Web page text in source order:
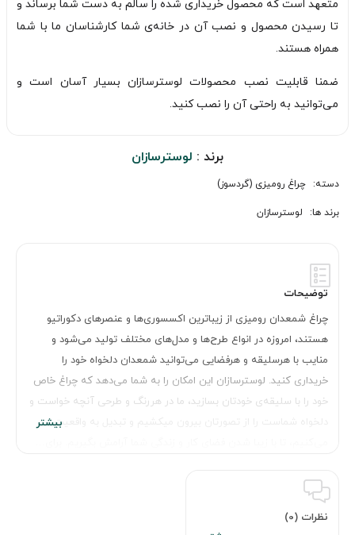
متعهد است که محصول خریداری شده را سالم به دست شما برساند و
تا رسیدن محصول و نصب آن در خانه‌ی شما کارشناسان ما با شما
همراه هستند.
ضمنا قابلیت نصب محصولات لوسترسازان بسیار آسان است و
می‌توانید به راحتی آن را نصب کنید.
برند : لوسترسازان
دسته: چراغ رومیزی (گردسوز)
برند ها: لوسترسازان
توضیحات
چراغ شمعدان رومیزی از زیباترین اکسسوری‌ها و عنصرهای دکوراتیو
هستند، امروزه در انواع طرح‌ها و مدل‌های مختلف تولید می‌شود و
منایب با هرسلیقه و هرفضایی می‌توانید شمعدان دلخواه خود را
خریداری کنید. لوسترسازان این امکان را به شما می‌دهد که چراغ خاص
خود را با سلیقه‌ی خودتان بسازید، ما در هررنگ و طرحی آنچه خواست و
دلخواه شماست را از تصورتان بیرون میکشیم و تبدیل به واقعیت
نظرات (0)